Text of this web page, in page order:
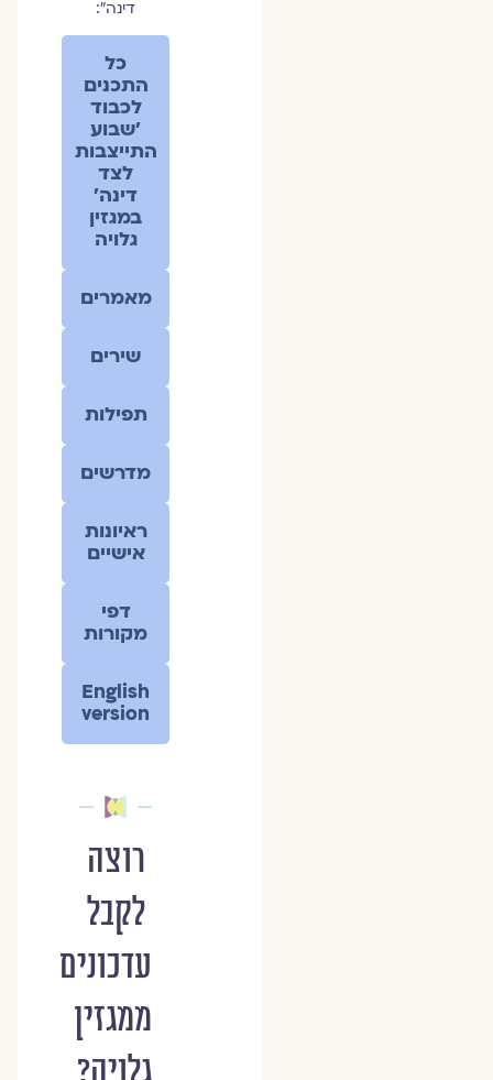
דינה״:
כל
התכנים
לכבוד
׳שבוע
התייצבות
לצד
דינה׳
במגזין
גלויה
מאמרים
שירים
תפילות
מדרשים
ראיונות
אישיים
דפי
מקורות
English
version
רוצה
לקבל
עדכונים
ממגזין